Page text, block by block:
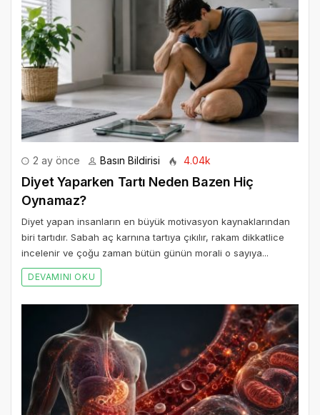
2 ay önce Basın Bildirisi 4.04k
Diyet Yaparken Tartı Neden Bazen Hiç
Oynamaz?
Diyet yapan insanların en büyük motivasyon kaynaklarından
biri tartıdır. Sabah aç karnına tartıya çıkılır, rakam dikkatlice
incelenir ve çoğu zaman bütün günün morali o sayıya...
DEVAMINI OKU